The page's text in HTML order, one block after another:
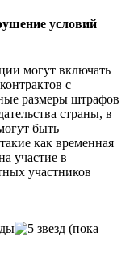
условий
могут включать
с
размеры штрафов
страны, в
быть
как временная
участие в
участников
(пока